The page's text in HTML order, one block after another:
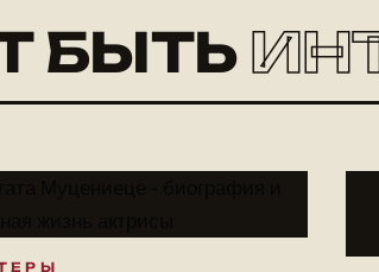
БЫТЬ